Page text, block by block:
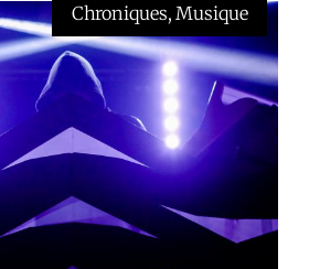
Chroniques, Musique